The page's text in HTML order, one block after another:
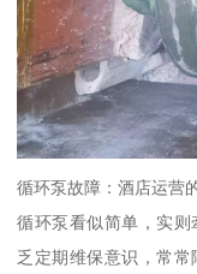
循环泵故障：酒店运营
循环泵看似简单，实
乏定期维保意识，常